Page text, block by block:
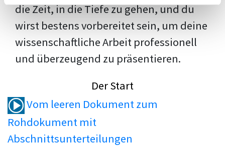
die Zeit, in die Tiefe zu gehen, und du
wirst bestens vorbereitet sein, um deine
wissenschaftliche Arbeit professionell
und überzeugend zu präsentieren.
Der Start
Vom leeren Dokument zum
Rohdokument mit
Abschnittsunterteilungen